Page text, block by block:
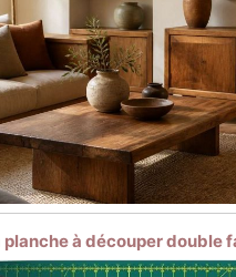
planche à découper double